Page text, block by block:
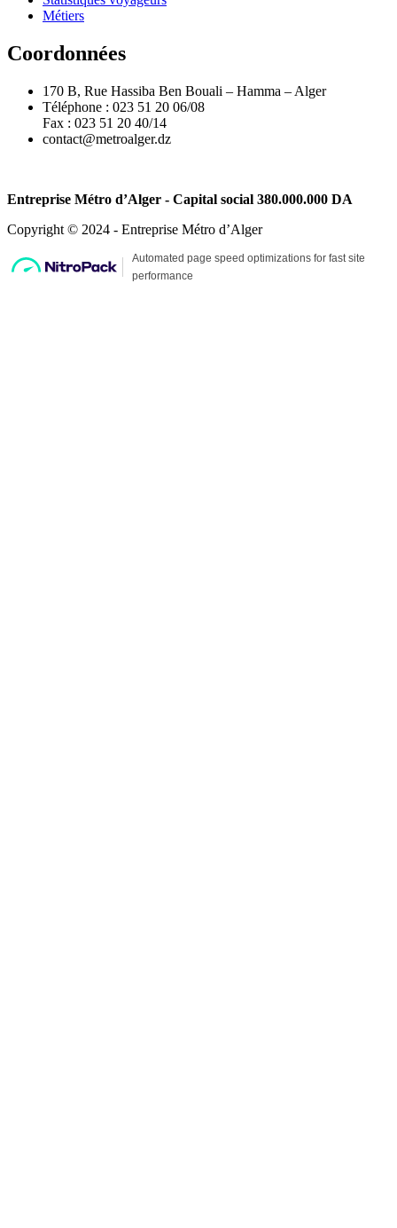
Métiers
Coordonnées
170 B, Rue Hassiba Ben Bouali – Hamma – Alger
Téléphone : 023 51 20 06/08
Fax : 023 51 20 40/14
contact@metroalger.dz
Entreprise Métro d’Alger - Capital social 380.000.000 DA
Copyright © 2024 - Entreprise Métro d’Alger